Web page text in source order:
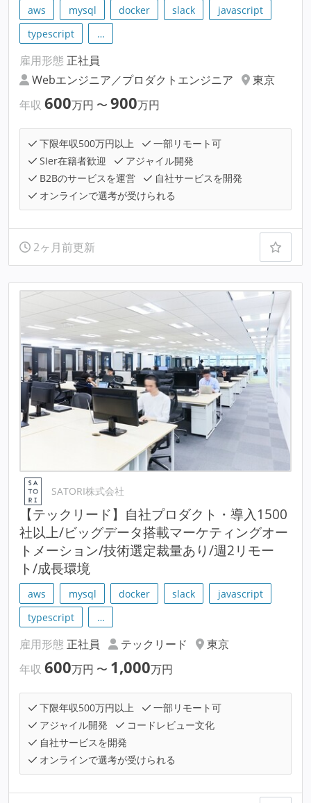
aws mysql docker slack
javascript
typescript
…
雇用形態 正社員
Webエンジニア／プロダクトエンジニア
東京
年収 600万円 〜 900万円
下限年収500万円以上
一部リモート可
SIer在籍者歓迎
アジャイル開発
B2Bのサービスを運営
自社サービスを開発
オンラインで選考が受けられる
2ヶ月前更新
SATORI株式会社
【テックリード】自社プロダクト・導入1500
社以上/ビッグデータ搭載マーケティングオー
トメーション/技術選定裁量あり/週2リモー
ト/成長環境
aws mysql docker slack
javascript
typescript
…
雇用形態 正社員 テックリード
東京
年収 600万円 〜 1,000万円
下限年収500万円以上
一部リモート可
アジャイル開発
コードレビュー文化
自社サービスを開発
オンラインで選考が受けられる